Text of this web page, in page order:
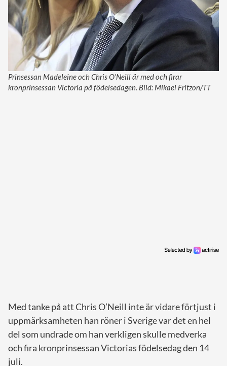
Prinsessan Madeleine och Chris O’Neill är med och firar
kronprinsessan Victoria på födelsedagen. Bild: Mikael Fritzon/TT
Med tanke på att Chris O’Neill inte är vidare förtjust i
uppmärksamheten han röner i Sverige var det en hel
del som undrade om han verkligen skulle medverka
och fira kronprinsessan Victorias födelsedag den 14
juli.